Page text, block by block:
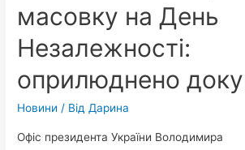
масовку на День
Незалежності:
оприлюднено
Новини / Від Дарина
Офіс президента України Володимира